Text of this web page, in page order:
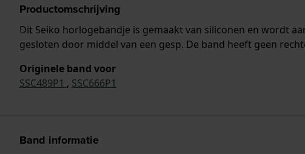
Productomschrijving
Dit Seiko horlogebandje is gemaakt van siliconen en wordt
gesloten door middel van een gesp. De band heeft geen
Originele band voor
SSC489P1 , SSC666P1
Band informatie